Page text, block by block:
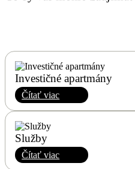
Investičné apartmány
Čítať viac
Služby
Čítať viac